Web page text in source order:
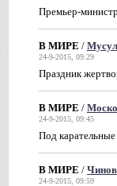
Премьер-
В МИРЕ /
24-9-2015, 09:29
Праздник
В МИРЕ /
24-9-2015, 09:45
Под
В МИРЕ /
24-9-2015, 09:59